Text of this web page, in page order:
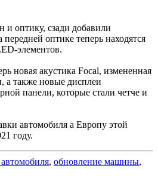
оптику, сзади добавили
оптике теперь находятся
элементов.
новая акустика Focal, измененная
а также новые дисплеи
панели, которые стали четче и
автомобиля а Европу этой
году.
, обновление машины,